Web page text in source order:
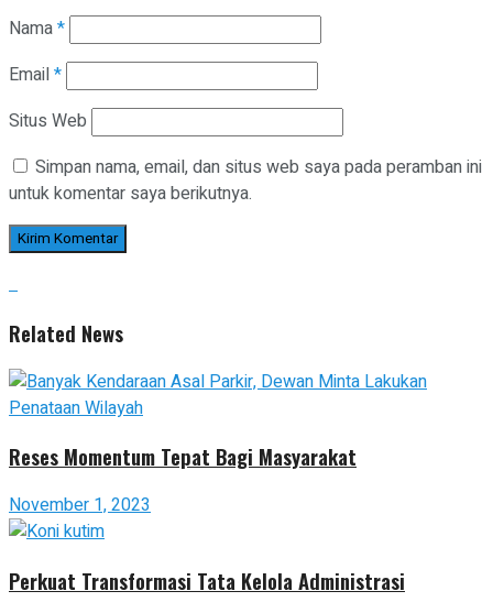
Nama*
Email*
Situs Web
Simpan nama, email, dan situs web saya pada peramban ini
untuk komentar saya berikutnya.
Related News
Reses Momentum Tepat Bagi Masyarakat
November 1, 2023
Perkuat Transformasi Tata Kelola Administrasi